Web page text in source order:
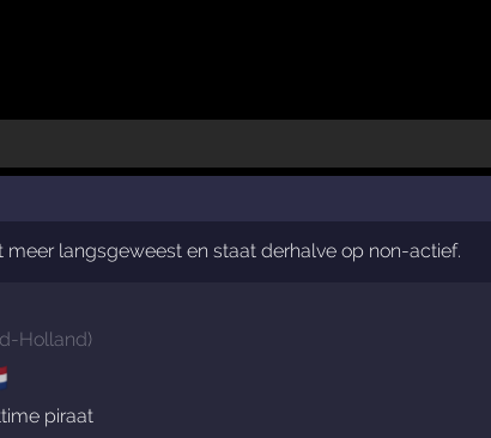
meer langsgeweest en staat derhalve op non-actief.
Holland)
piraat